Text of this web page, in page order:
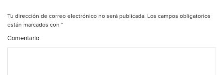
Tu dirección de correo electrónico no será publicada. Los campos obligatorios
están marcados con *
Comentario